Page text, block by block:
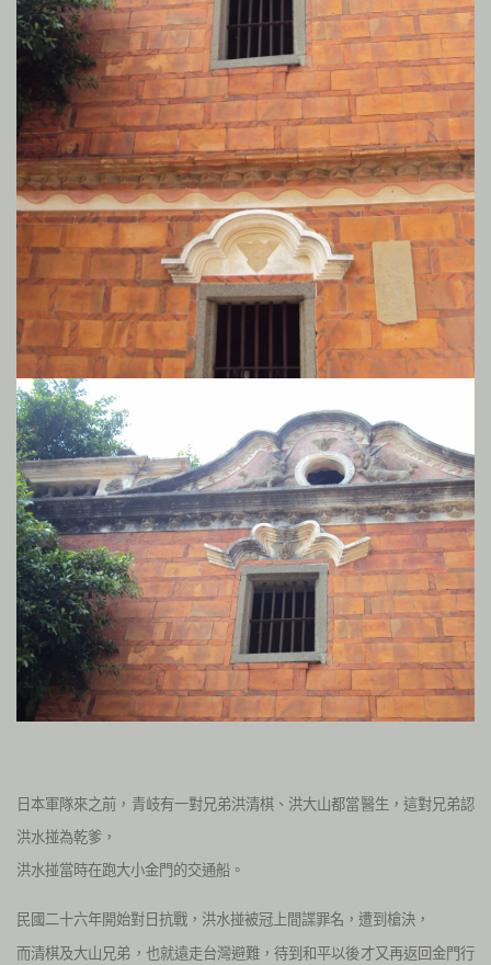
日本軍隊來之前，青岐有一對兄弟洪清棋、洪大山都當醫生，這對兄弟認
洪水掽為乾爹，
洪水掽當時在跑大小金門的交通船。
民國二十六年開始對日抗戰，洪水掽被冠上間諜罪名，遭到槍決，
而清棋及大山兄弟，也就遠走台灣避難，待到和平以後才又再返回金門行